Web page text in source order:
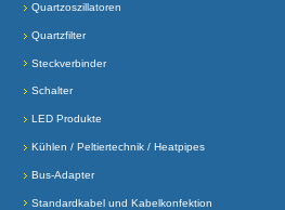
Quartzoszillatoren
Quartzfilter
Steckverbinder
Schalter
LED Produkte
Kühlen / Peltiertechnik / Heatpipes
Bus-Adapter
Standardkabel und Kabelkonfektion